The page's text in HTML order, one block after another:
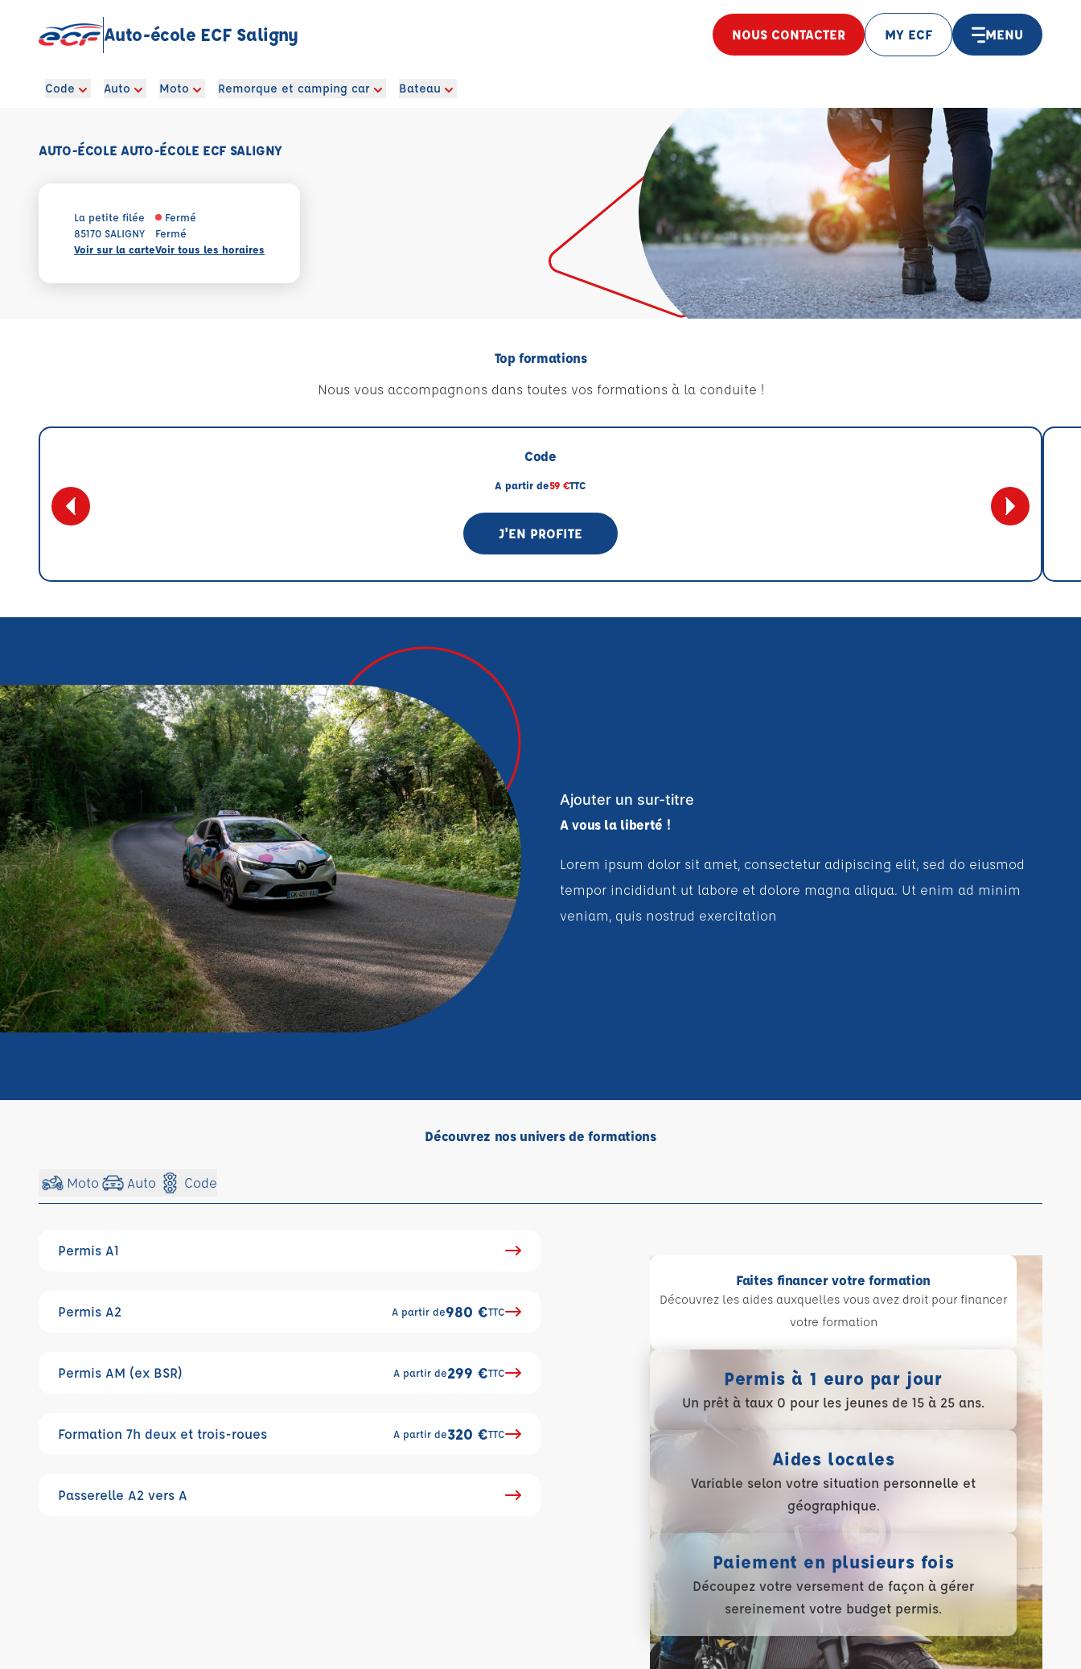
Auto-école ECF Saligny NOUS CONTACTER MY ECF MENU
Code Auto Moto Remorque et camping car Bateau
AUTO-ÉCOLE AUTO-ÉCOLE ECF SALIGNY
La petite filée
85170 SALIGNY
Voir sur la carte
Fermé
Fermé
Voir tous les horaires
Top formations
Nous vous accompagnons dans toutes vos formations à la conduite !
Code
A partir de59 €TTC
J'EN PROFITE
Ajouter un sur-titre
A vous la liberté !
Lorem ipsum dolor sit amet, consectetur adipiscing elit, sed do eiusmod
tempor incididunt ut labore et dolore magna aliqua. Ut enim ad minim
veniam, quis nostrud exercitation
Découvrez nos univers de formations
Moto Auto Code
Permis A1
Permis A2 A partir de980 €TTC
Permis AM (ex BSR) A partir de299 €TTC
Formation 7h deux et trois-roues A partir de320 €TTC
Passerelle A2 vers A
Faites financer votre formation
Découvrez les aides auxquelles vous avez droit pour financer
votre formation
Permis à 1 euro par jour
Un prêt à taux 0 pour les jeunes de 15 à 25 ans.
Aides locales
Variable selon votre situation personnelle et
géographique.
Paiement en plusieurs fois
Découpez votre versement de façon à gérer
sereinement votre budget permis.